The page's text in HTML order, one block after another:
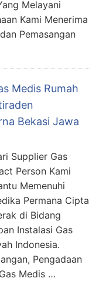
Melayani
Kami Menerima
Pemasangan
Medis Rumah
Bekasi Jawa
Supplier Gas
Person Kami
Memenuhi
Permana Cipta
di Bidang
Instalasi Gas
Indonesia.
Pengadaan
Medis …